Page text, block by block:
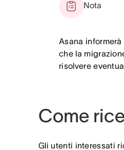
Nota
Asana
che la
risolvere
Come
Gli utenti interessati